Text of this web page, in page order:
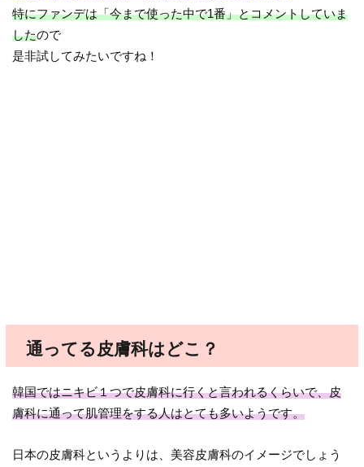
特にファンデは「今まで使った中で1番」とコメントしていま
したので
是非試してみたいですね！
通ってる皮膚科はどこ？
韓国ではニキビ１つで皮膚科に行くと言われるくらいで、皮
膚科に通って肌管理をする人はとても多いようです。
日本の皮膚科というよりは、美容皮膚科のイメージでしょう